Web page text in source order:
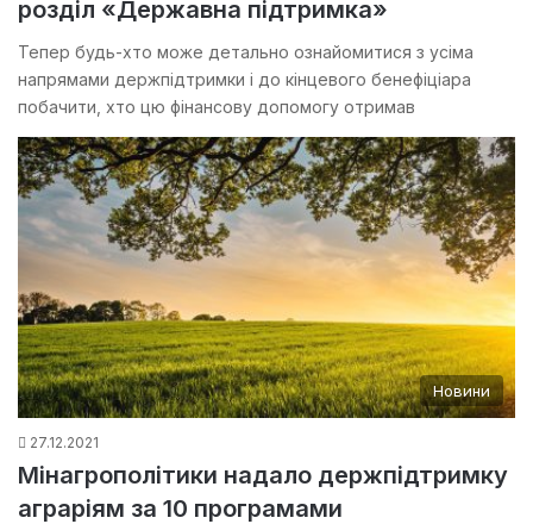
розділ «Державна підтримка»
Тепер будь-хто може детально ознайомитися з усіма
напрямами держпідтримки і до кінцевого бенефіціара
побачити, хто цю фінансову допомогу отримав
Новини
27.12.2021
Мінагрополітики надало держпідтримку
аграріям за 10 програмами